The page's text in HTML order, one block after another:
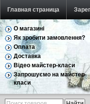
Главная страница
О магазині
Як зробити замовлення?
Оплата
Доставка
Відео майстер-класи
Запрошуємо на майстер-
класи